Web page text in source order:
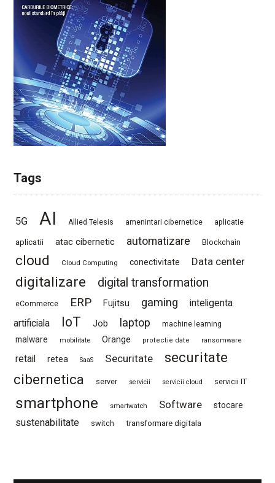
Tags
5G AI Allied Telesis amenintari cibernetice aplicatie
aplicatii atac cibernetic automatizare Blockchain
cloud Cloud Computing conectivitate Data center
digitalizare digital transformation
eCommerce ERP Fujitsu gaming
inteligenta
artificiala
IoT Job laptop machine learning
malware mobilitate Orange protectie date ransomware
retail retea SaaS Securitate
securitate
cibernetica
server servicii servicii cloud servicii IT
smartphone smartwatch Software stocare
sustenabilitate switch transformare digitala